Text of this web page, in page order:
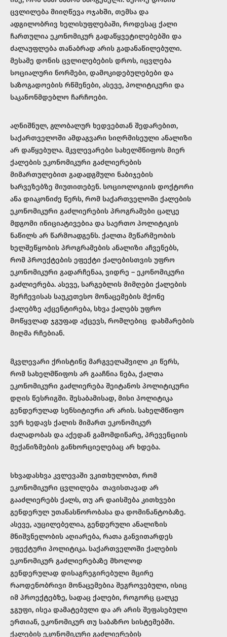
ცვლილება მიიღწევა ოჯახში, თემსა და
ადგილობრივ ხელისუფლებაში, როდესაც ქალი
ჩართულია ეკონომიკურ გადაწყვეტილებებში და
ძალაუფლება თანაბრად არის გადანაწილებული.
მესამე დონის ცვლილებების დროს, იცვლება
სოციალური ნორმები, დამოკიდებულებები და
საზოგადოების რწმენები, ასევე, პოლიტიკური და
საკანონმდებლო ჩარჩოები.
აღნიშნულ, გლობალურ ხედვებთან შედარებით,
საქართველოში ამდაგვარი სიღრმისეული ანალიზი
არ დაწყებულა. მკვლევარები სახელმწიფოს მიერ
ქალების ეკონომიკური გაძლიერების
მიმართულებით გადადგმული ნაბიჯების
ხარვეზებზე მიუთითებენ. სოციოლოგიის დოქტორი
ანა დიაკონიძე წერს, რომ საქართველოში ქალების
ეკონომიკური გაძლიერების პროგრამები ცალკე
მდგომი ინიციატივებია და საერთო პოლიტიკის
ნაწილს არ წარმოადგენს. ქალთა მეწარმეობის
ხელშეწყობის პროგრამების ანალიზი აჩვენებს,
რომ პროექტების ეფექტი ქალებისთვის უფრო
ეკონომიკური გადარჩენაა, ვიდრე – ეკონომიკური
გაძლიერება. ასევე, სარგებლის მიმღები ქალების
შერჩევისას საუკეთესო მონაცემების მქონე
ქალებზე აქცენტირება, სხვა ქალებს უფრო
მოწყვლად ჯგუფად აქცევს, რომლებიც დახმარების
მიღმა რჩებიან.
მკვლევარი ქრისტინე მარგველაშვილი კი წერს,
რომ სახელმწიფოს არ გააჩნია ნება, ქალთა
ეკონომიკური გაძლიერება შეიტანოს პოლიტიკური
დღის წესრიგში. შესაბამისად, მისი პოლიტიკა
გენდერულად სენსიტიური არ არის. სახელმწიფო
ვერ ხედავს ქალის მიმართ ეკონომიკურ
ძალადობას და აქედან გამომდინარე, პრევენციის
მექანიზმების განხორციელებაც არ ხდება.
სხვადასხვა კვლევაში ვკითხულობთ, რომ
ეკონომიკური ცვლილება თავისთავად არ
გააძლიერებს ქალს, თუ არ დაისმება კითხვები
გენდერულ უთანასწორობასა და დომინანტობაზე.
ასევე, აუცილებელია, გენდერული ანალიზის
მნიშვნელობის აღიარება, რათა განვითარდეს
ეფექტური პოლიტიკა. საქართველოში ქალების
ეკონომიკურ გაძლიერებაზე მხოლოდ
გენდერულად დისაგრეგირებული მცირე
რაოდენობრივი მონაცემებია შეგროვებული, ისიც
იმ პროექტებზე, სადაც ქალები, როგორც ცალკე
ჯგუფი, ისეა დამატებული და არ არის შეფასებული
ერთიან, ეკონომიკურ თუ საბაზრო სისტემებში.
ქალების ეკონომიკური გაძლიერების